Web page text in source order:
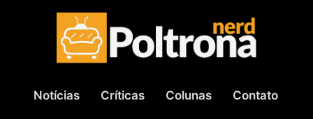
Notícias Críticas Colunas Contato